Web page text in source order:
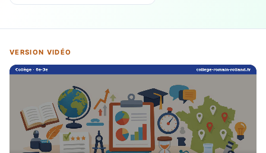
VERSION VIDÉO